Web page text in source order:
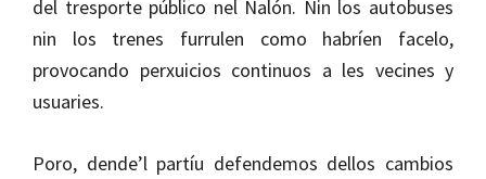
del tresporte público nel Nalón. Nin los autobuses
nin los trenes furrulen como habríen facelo,
provocando perxuicios continuos a les vecines y
usuaries.
Poro, dende’l partíu defendemos dellos cambios